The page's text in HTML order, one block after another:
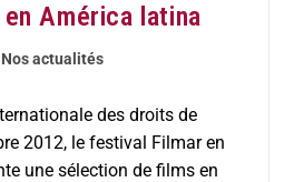
América latina
Nos actualités
des droits de
2012, le festival Filmar en
une sélection de films en